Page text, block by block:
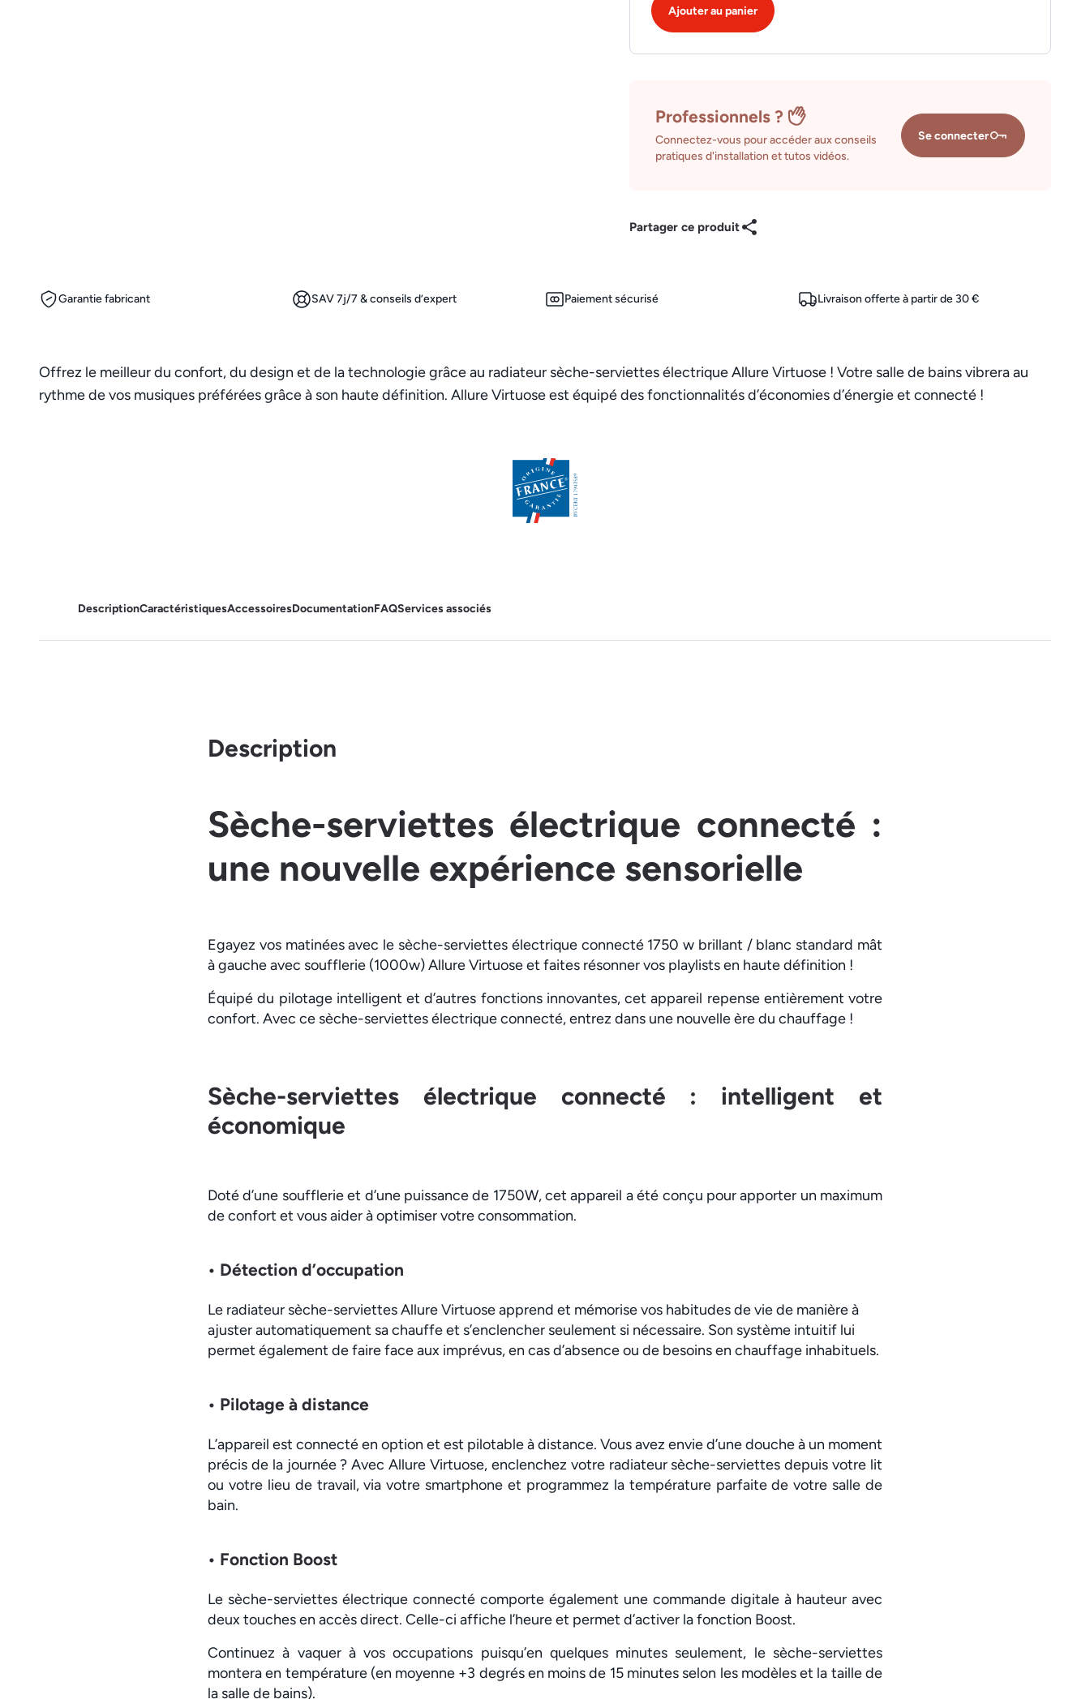
Ajouter au panier
Professionnels ?
Connectez-vous pour accéder aux conseils
pratiques d'installation et tutos vidéos.
Se connecter
Partager ce produit
Garantie fabricant SAV 7j/7 & conseils d’expert Paiement sécurisé Livraison offerte à partir de 30 €
Offrez le meilleur du confort, du design et de la technologie grâce au radiateur sèche-serviettes électrique Allure Virtuose ! Votre salle de bains vibrera au
rythme de vos musiques préférées grâce à son haute définition. Allure Virtuose est équipé des fonctionnalités d’économies d’énergie et connecté !
DescriptionCaractéristiquesAccessoiresDocumentationFAQServices associés
Description
Sèche-serviettes électrique connecté :
une nouvelle expérience sensorielle
Egayez vos matinées avec le sèche-serviettes électrique connecté 1750 w brillant / blanc standard mât
à gauche avec soufflerie (1000w) Allure Virtuose et faites résonner vos playlists en haute définition !
Équipé du pilotage intelligent et d’autres fonctions innovantes, cet appareil repense entièrement votre
confort. Avec ce sèche-serviettes électrique connecté, entrez dans une nouvelle ère du chauffage !
Sèche-serviettes électrique connecté : intelligent et
économique
Doté d’une soufflerie et d’une puissance de 1750W, cet appareil a été conçu pour apporter un maximum
de confort et vous aider à optimiser votre consommation.
• Détection d’occupation
Le radiateur sèche-serviettes Allure Virtuose apprend et mémorise vos habitudes de vie de manière à
ajuster automatiquement sa chauffe et s’enclencher seulement si nécessaire. Son système intuitif lui
permet également de faire face aux imprévus, en cas d’absence ou de besoins en chauffage inhabituels.
• Pilotage à distance
L’appareil est connecté en option et est pilotable à distance. Vous avez envie d’une douche à un moment
précis de la journée ? Avec Allure Virtuose, enclenchez votre radiateur sèche-serviettes depuis votre lit
ou votre lieu de travail, via votre smartphone et programmez la température parfaite de votre salle de
bain.
• Fonction Boost
Le sèche-serviettes électrique connecté comporte également une commande digitale à hauteur avec
deux touches en accès direct. Celle-ci affiche l’heure et permet d’activer la fonction Boost.
Continuez à vaquer à vos occupations puisqu’en quelques minutes seulement, le sèche-serviettes
montera en température (en moyenne +3 degrés en moins de 15 minutes selon les modèles et la taille de
la salle de bains).